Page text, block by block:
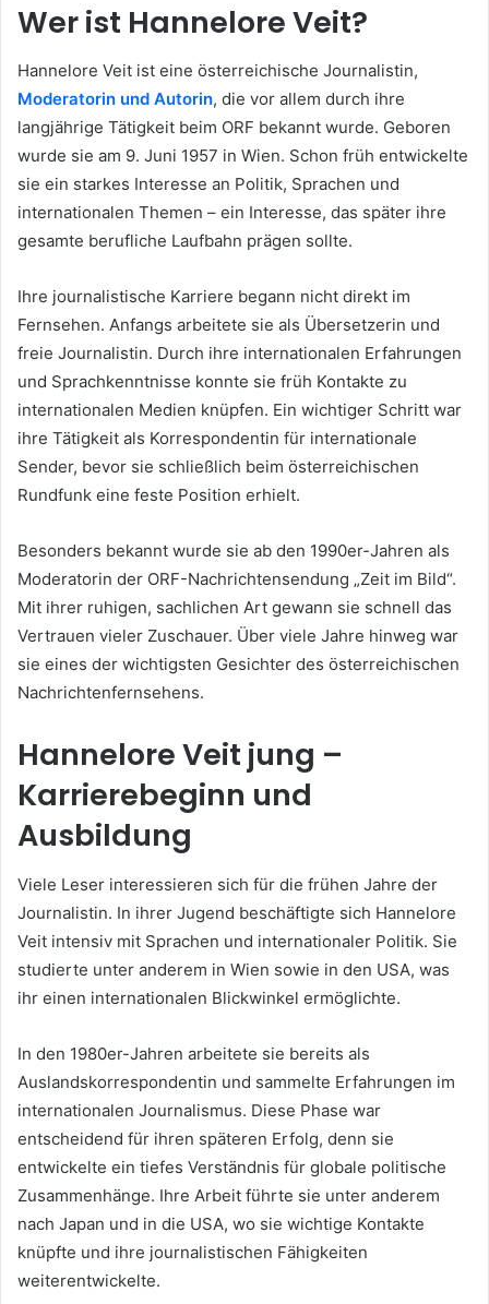
Wer ist Hannelore Veit?
Hannelore Veit ist eine österreichische Journalistin,
Moderatorin und Autorin, die vor allem durch ihre
langjährige Tätigkeit beim ORF bekannt wurde. Geboren
wurde sie am 9. Juni 1957 in Wien. Schon früh entwickelte
sie ein starkes Interesse an Politik, Sprachen und
internationalen Themen – ein Interesse, das später ihre
gesamte berufliche Laufbahn prägen sollte.
Ihre journalistische Karriere begann nicht direkt im
Fernsehen. Anfangs arbeitete sie als Übersetzerin und
freie Journalistin. Durch ihre internationalen Erfahrungen
und Sprachkenntnisse konnte sie früh Kontakte zu
internationalen Medien knüpfen. Ein wichtiger Schritt war
ihre Tätigkeit als Korrespondentin für internationale
Sender, bevor sie schließlich beim österreichischen
Rundfunk eine feste Position erhielt.
Besonders bekannt wurde sie ab den 1990er-Jahren als
Moderatorin der ORF-Nachrichtensendung „Zeit im Bild“.
Mit ihrer ruhigen, sachlichen Art gewann sie schnell das
Vertrauen vieler Zuschauer. Über viele Jahre hinweg war
sie eines der wichtigsten Gesichter des österreichischen
Nachrichtenfernsehens.
Hannelore Veit jung –
Karrierebeginn und
Ausbildung
Viele Leser interessieren sich für die frühen Jahre der
Journalistin. In ihrer Jugend beschäftigte sich Hannelore
Veit intensiv mit Sprachen und internationaler Politik. Sie
studierte unter anderem in Wien sowie in den USA, was
ihr einen internationalen Blickwinkel ermöglichte.
In den 1980er-Jahren arbeitete sie bereits als
Auslandskorrespondentin und sammelte Erfahrungen im
internationalen Journalismus. Diese Phase war
entscheidend für ihren späteren Erfolg, denn sie
entwickelte ein tiefes Verständnis für globale politische
Zusammenhänge. Ihre Arbeit führte sie unter anderem
nach Japan und in die USA, wo sie wichtige Kontakte
knüpfte und ihre journalistischen Fähigkeiten
weiterentwickelte.